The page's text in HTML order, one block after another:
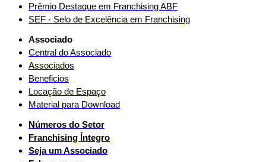
Prêmio Destaque em Franchising ABF
SEF - Selo de Excelência em Franchising
Associado
Central do Associado
Associados
Beneficios
Locação de Espaço
Material para Download
Números do Setor
Franchising Íntegro
Seja um Associado